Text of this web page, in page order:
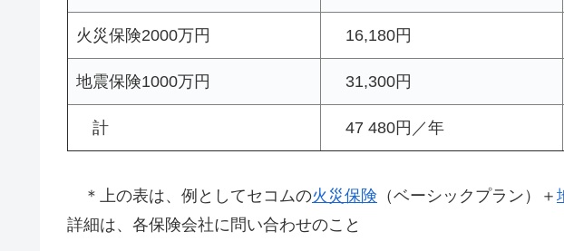
火災保険2000万円 16,180円
地震保険1000万円 31,300円
計 47 480円／年
＊上の表は、例としてセコムの火災保険 （ベーシックプラン）＋
詳細は、各保険会社に問い合わせのこと